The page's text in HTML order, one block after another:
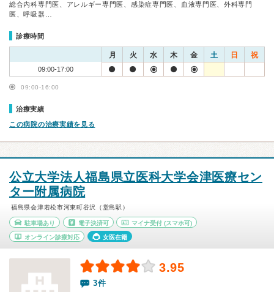
総合内科専門医、アレルギー専門医、感染症専門医、血液専門医、外科専門
医、呼吸器…
診療時間
月 火 水 木 金 土 日 祝
09:00-17:00
09:00-16:00
治療実績
この病院の治療実績を見る
公立大学法人福島県立医科大学会津医療セン
ター附属病院
福島県会津若松市河東町谷沢（堂島駅）
駐車場あり 電子決済可 マイナ受付 (スマホ可)
オンライン診療対応 女医在籍
3.95
3件